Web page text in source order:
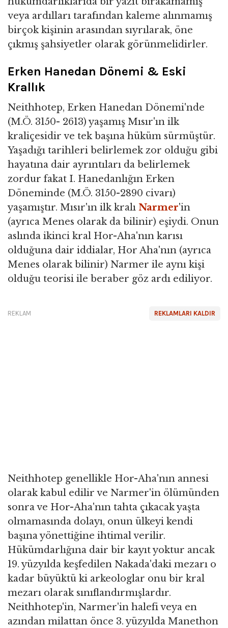
veya ardılları tarafından kaleme alınmamış
birçok kişinin arasından sıyrılarak, öne
çıkmış şahsiyetler olarak görünmelidirler.
Erken Hanedan Dönemi & Eski
Krallık
Neithhotep, Erken Hanedan Dönemi'nde
(M.Ö. 3150- 2613) yaşamış Mısır'ın ilk
kraliçesidir ve tek başına hüküm sürmüştür.
Yaşadığı tarihleri belirlemek zor olduğu gibi
hayatına dair ayrıntıları da belirlemek
zordur fakat I. Hanedanlığın Erken
Döneminde (M.Ö. 3150-2890 civarı)
yaşamıştır. Mısır'ın ilk kralı Narmer'in
(ayrıca Menes olarak da bilinir) eşiydi. Onun
aslında ikinci kral Hor-Aha'nın karısı
olduğuna dair iddialar, Hor Aha'nın (ayrıca
Menes olarak bilinir) Narmer ile aynı kişi
olduğu teorisi ile beraber göz ardı ediliyor.
REKLAMLARI KALDIR
REKLAM
Neithhotep genellikle Hor-Aha'nın annesi
olarak kabul edilir ve Narmer'in ölümünden
sonra ve Hor-Aha'nın tahta çıkacak yaşta
olmamasında dolayı, onun ülkeyi kendi
başına yönettiğine ihtimal verilir.
Hükümdarlığına dair bir kayıt yoktur ancak
19. yüzyılda keşfedilen Nakada'daki mezarı o
kadar büyüktü ki arkeologlar onu bir kral
mezarı olarak sınıflandırmışlardır.
Neithhotep'in, Narmer'in halefi veya en
azından milattan önce 3. yüzyılda Manethon